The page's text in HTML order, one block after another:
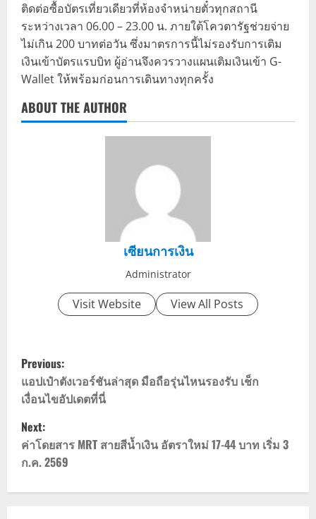
ติดต่อซื้อบัตรเที่ยวเดียวที่ห้องจำหน่ายตั๋วทุกสถานี
ระหว่างเวลา 06.00 – 23.00 น. ภายใต้โควตารัฐช่วยจ่าย
ไม่เกิน 200 บาทต่อวัน ซึ่งมาตรการนี้ไม่รองรับการเติม
เงินเข้าบัตรแรบบิท ผู้อ่านจึงควรวางแผนเติมเงินเข้า G-
Wallet ให้พร้อมก่อนการเดินทางทุกครั้ง
ABOUT THE AUTHOR
เซียนการเงิน
Administrator
Visit Website View All Posts
P
o
s
t
n
Previous:
แอปเป๋าตังเวอร์ชันล่าสุด มือถือรุ่นไหนรองรับ เช็ก
เงื่อนไขอัปเดตที่นี่
Next:
ค่าโดยสาร MRT สายสีน้ำเงิน อัตราใหม่ 17-44 บาท เริ่ม 3
ก.ค. 2569